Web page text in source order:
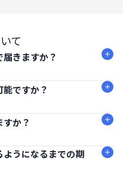
て
きますか？
ですか？
か？
うになるまでの期